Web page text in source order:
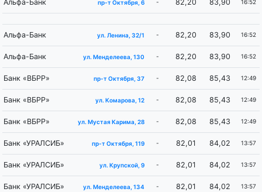
Альфа-Банк пр-т Октября, 6 - 82,20 83,90 16:52
Альфа-Банк ул. Ленина, 32/1 - 82,20 83,90 16:52
Альфа-Банк ул. Менделеева, 130 - 82,20 83,90 16:52
Банк «ВБРР» пр-т Октября, 37 - 82,08 85,43 12:49
Банк «ВБРР» ул. Комарова, 12 - 82,08 85,43 12:49
Банк «ВБРР» ул. Мустая Карима, 28 - 82,08 85,43 12:49
Банк «УРАЛСИБ» пр-т Октября, 119 - 82,01 84,02 13:57
Банк «УРАЛСИБ» ул. Крупской, 9 - 82,01 84,02 13:57
Банк «УРАЛСИБ» ул. Менделеева, 134 - 82,01 84,02 13:57